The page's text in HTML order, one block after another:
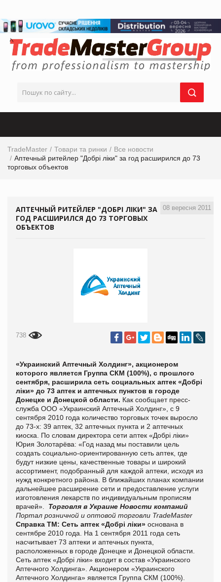
TradeMaster Товари та ринки
Все новости
Аптечный ритейлер "Добрі ліки" за год расширился до 73
торговых объектов
08 вересня 2011
АПТЕЧНЫЙ РИТЕЙЛЕР "ДОБРІ ЛІКИ" ЗА
ГОД РАСШИРИЛСЯ ДО 73 ТОРГОВЫХ
ОБЪЕКТОВ
738
«Украинский Аптечный Холдинг», акционером
которого является Группа СКМ (100%), с прошлого
сентября, расширила сеть социальных аптек «Добрі
ліки» до 73 аптек и аптечных пунктов в городе
Донецке и Донецкой области. Как сообщает пресс-
служба ООО «Украинский Аптечный Холдинг», с 9
сентября 2010 года количество торговых точек выросло
до 73-х: 39 аптек, 32 аптечных пункта и 2 аптечных
киоска. По словам директора сети аптек «Добрі ліки»
Юрия Золотарёва: «Год назад мы поставили цель
создать социально-ориентированную сеть аптек, где
будут низкие цены, качественные товары и широкий
ассортимент, подобранный для каждой аптеки, исходя из
нужд конкретного района. В ближайших планах компании
дальнейшее расширение сети и предоставление услуги
изготовления лекарств по индивидуальным прописям
врачей». Торговля в Украине Новости компаний
Портал розничной и оптовой торговли TradeMaster
Справка ТМ: Сеть аптек «Добрі ліки» основана в
сентябре 2010 года. На 1 сентября 2011 года сеть
насчитывает 73 аптеки и аптечных пункта,
расположенных в городе Донецке и Донецкой области.
Сеть аптек «Добрі ліки» входит в состав «Украинского
Аптечного Холдинга». Акционером «Украинского
Аптечного Холдинга» является Группа СКМ (100%).